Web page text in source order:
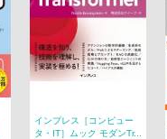
インプレス［コンピュー
タ・IT］ムック モダンTr...